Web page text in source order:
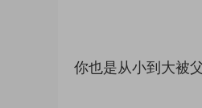
你也是从小到大被